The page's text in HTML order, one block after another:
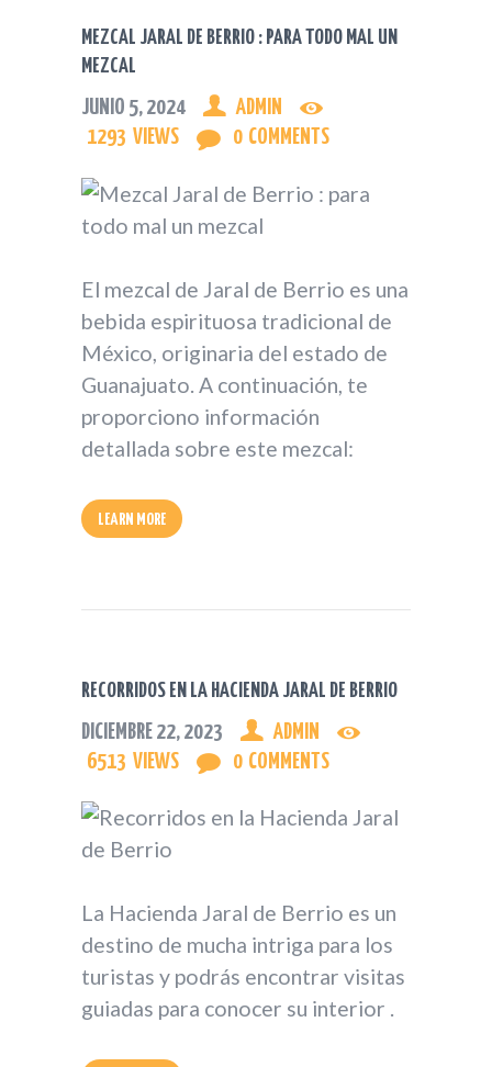
CÓMO LLEGAR A JARAL
MEZCAL JARAL DE BERRIO : PARA TODO MAL UN
MEZCAL
JUNIO 5, 2024
ADMIN
1293 VIEWS 0 COMMENTS
El mezcal de Jaral de Berrio es una
bebida espirituosa tradicional de
México, originaria del estado de
Guanajuato. A continuación, te
proporciono información
detallada sobre este mezcal:
LEARN MORE
RECORRIDOS EN LA HACIENDA JARAL DE BERRIO
DICIEMBRE 22, 2023
ADMIN
6513 VIEWS 0 COMMENTS
La Hacienda Jaral de Berrio es un
destino de mucha intriga para los
turistas y podrás encontrar visitas
guiadas para conocer su interior .